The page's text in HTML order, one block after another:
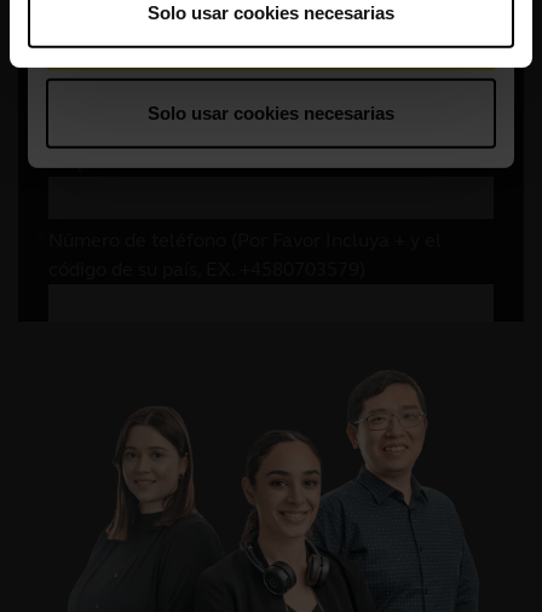
Solo usar cookies necesarias